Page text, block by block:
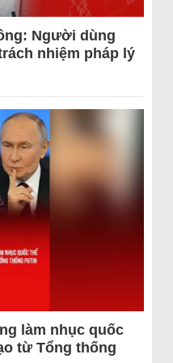
Người dùng
nhiệm pháp lý
làm nhục quốc
từ Tổng thống